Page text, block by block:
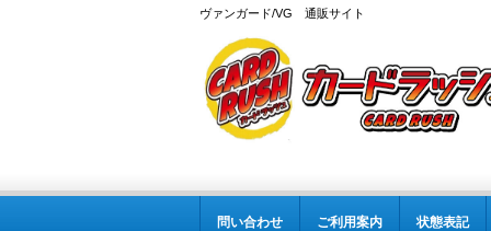
ヴァンガード/VG 通販サイト
問い合わせ ご利用案内 状態表記